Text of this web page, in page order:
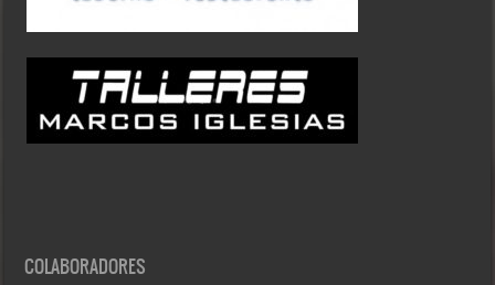
COLABORADORES